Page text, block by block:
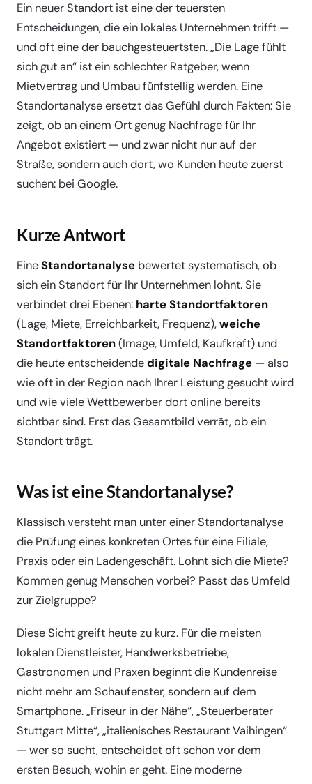
Ein neuer Standort ist eine der teuersten
Entscheidungen, die ein lokales Unternehmen trifft —
und oft eine der bauchgesteuertsten. „Die Lage fühlt
sich gut an“ ist ein schlechter Ratgeber, wenn
Mietvertrag und Umbau fünfstellig werden. Eine
Standortanalyse ersetzt das Gefühl durch Fakten: Sie
zeigt, ob an einem Ort genug Nachfrage für Ihr
Angebot existiert — und zwar nicht nur auf der
Straße, sondern auch dort, wo Kunden heute zuerst
suchen: bei Google.
Kurze Antwort
EineStandortanalyse bewertet systematisch, ob
sich ein Standort für Ihr Unternehmen lohnt. Sie
verbindet drei Ebenen: harte Standortfaktoren
(Lage, Miete, Erreichbarkeit, Frequenz),weiche
Standortfaktoren(Image, Umfeld, Kaufkraft) und
die heute entscheidendedigitale Nachfrage — also
wie oft in der Region nach Ihrer Leistung gesucht wird
und wie viele Wettbewerber dort online bereits
sichtbar sind. Erst das Gesamtbild verrät, ob ein
Standort trägt.
Was ist eine Standortanalyse?
Klassisch versteht man unter einer Standortanalyse
die Prüfung eines konkreten Ortes für eine Filiale,
Praxis oder ein Ladengeschäft. Lohnt sich die Miete?
Kommen genug Menschen vorbei? Passt das Umfeld
zur Zielgruppe?
Diese Sicht greift heute zu kurz. Für die meisten
lokalen Dienstleister, Handwerksbetriebe,
Gastronomen und Praxen beginnt die Kundenreise
nicht mehr am Schaufenster, sondern auf dem
Smartphone. „Friseur in der Nähe“, „Steuerberater
Stuttgart Mitte“, „italienisches Restaurant Vaihingen“
— wer so sucht, entscheidet oft schon vor dem
ersten Besuch, wohin er geht. Eine moderne